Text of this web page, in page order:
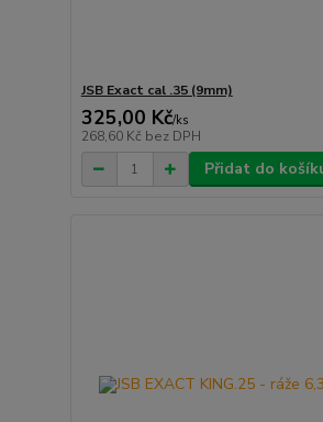
JSB Exact cal .35 (9mm)
325,00 Kč/ks
268,60 Kč bez DPH
Přidat do